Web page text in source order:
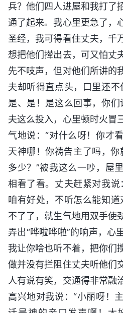
兵？他们四人进屋和我打了
通了起来。我心里更急了，
圣经，我可得看住丈夫，千
想把他们撵出去，可又怕丈
先不吱声，但对他们所讲的
夫却听得直点头，口里还不
是、是！是这么回事，你
夫这么投入，心里顿时火冒
气地说：“对什么呀！你才
天神哪！你祷告主了吗，你
多少？”被我这么一吵，屋
相看了看。丈夫赶紧对我
咱有好处，不听怎么能知道
不了了，就生气地用双手使
弄出“哗啦哗啦”的响声，心
我让你啥也听不着，把你们
做并没有拦阻住丈夫听他们
人有说有笑，交通得非常融
高兴地对我说：“小丽呀！